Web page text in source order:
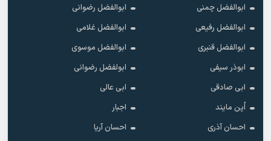
ابوالفضل چمنی
ابوالفضل رضوانی
ابوالفضل رفیعی
ابوالفضل غلامی
ابوالفضل قنبری
ابوالفضل موسوی
ابوذر سیفی
ابولفضل رضوانی
ابی صادقی
ابی عالی
اُپن مایند
اجبار
احسان آذری
احسان آریا